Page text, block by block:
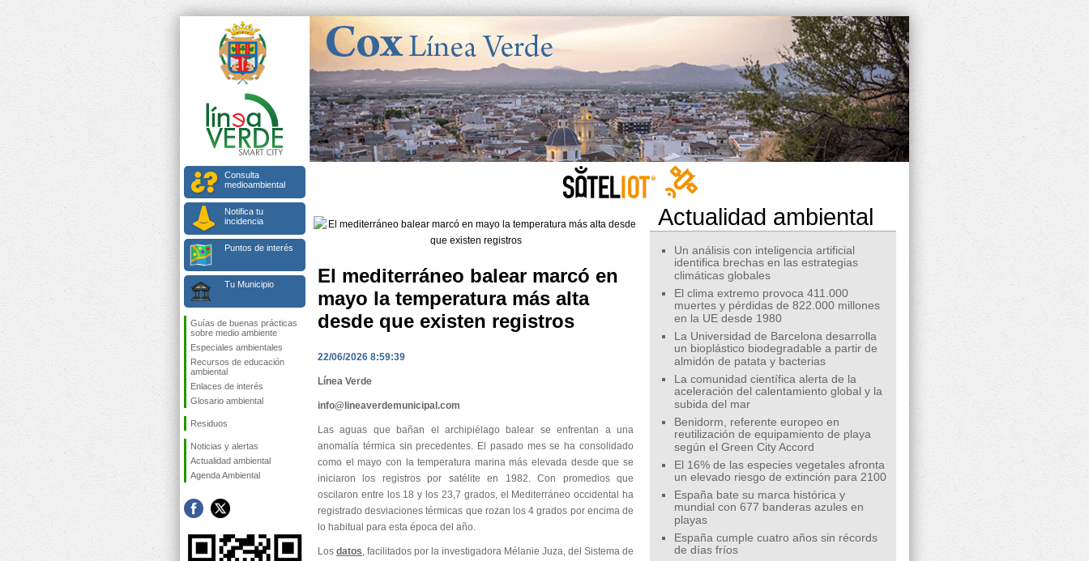
Consulta
medioambiental
Notifica tu
incidencia
Puntos de interés
Tu Municipio
Guías de buenas prácticas
sobre medio ambiente
Especiales ambientales
Recursos de educación
ambiental
Enlaces de interés
Glosario ambiental
Residuos
Noticias y alertas
Actualidad ambiental
Agenda Ambiental
El mediterráneo balear marcó en
mayo la temperatura más alta
desde que existen registros
22/06/2026 8:59:39
Línea Verde
info@lineaverdemunicipal.com
Las aguas que bañan el archipiélago balear se enfrentan a una
anomalía térmica sin precedentes. El pasado mes se ha consolidado
como el mayo con la temperatura marina más elevada desde que se
iniciaron los registros por satélite en 1982. Con promedios que
oscilaron entre los 18 y los 23,7 grados, el Mediterráneo occidental ha
registrado desviaciones térmicas que rozan los 4 grados por encima de
lo habitual para esta época del año.
Los datos, facilitados por la investigadora Mélanie Juza, del Sistema de
Actualidad ambiental
Un análisis con inteligencia artificial
identifica brechas en las estrategias
climáticas globales
El clima extremo provoca 411.000
muertes y pérdidas de 822.000 millones
en la UE desde 1980
La Universidad de Barcelona desarrolla
un bioplástico biodegradable a partir de
almidón de patata y bacterias
La comunidad científica alerta de la
aceleración del calentamiento global y la
subida del mar
Benidorm, referente europeo en
reutilización de equipamiento de playa
según el Green City Accord
El 16% de las especies vegetales afronta
un elevado riesgo de extinción para 2100
España bate su marca histórica y
mundial con 677 banderas azules en
playas
España cumple cuatro años sin récords
de días fríos